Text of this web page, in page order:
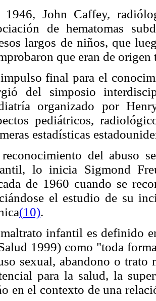
1946, John Caffey,
de hematomas
largos de niños, que
que eran de origen
final para el
del simposio
organizado por
pediátricos,
estadísticas
del abuso
lo inicia Sigmond
de 1960 cuando se
el estudio de su
(10).
infantil es definido
1999) como "toda
sexual, abandono o
para la salud, la
en el contexto de una